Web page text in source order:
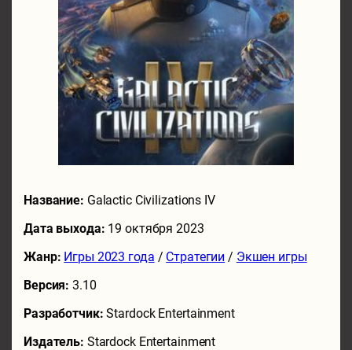
Название: Galactic Civilizations IV
Дата выхода: 19 октября 2023
Жанр: Игры 2023 года / Стратегии / Экшен игры
Версия:3.10
Разработчик:Stardock Entertainment
Издатель: Stardock Entertainment